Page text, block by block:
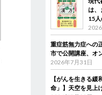
は、
15
重症筋無力症への
市で公開講座、オ
2026年7月31日
【がんを生きる
命」】天空を見上